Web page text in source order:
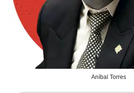
Aníbal Torres